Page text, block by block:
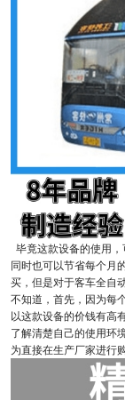
毕竟这款设备的使用
同时也可以节省每个月
买，但是对于客车全自
不知道，首先，因为每
以这款设备的价钱有高
了解清楚自己的使用环
为直接在生产厂家进行